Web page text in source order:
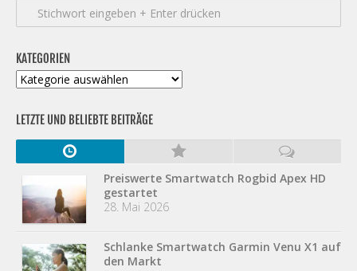
KATEGORIEN
Kategorien
LETZTE UND BELIEBTE BEITRÄGE
Preiswerte Smartwatch Rogbid Apex HD
gestartet
28. Mai 2026
Schlanke Smartwatch Garmin Venu X1 auf
den Markt